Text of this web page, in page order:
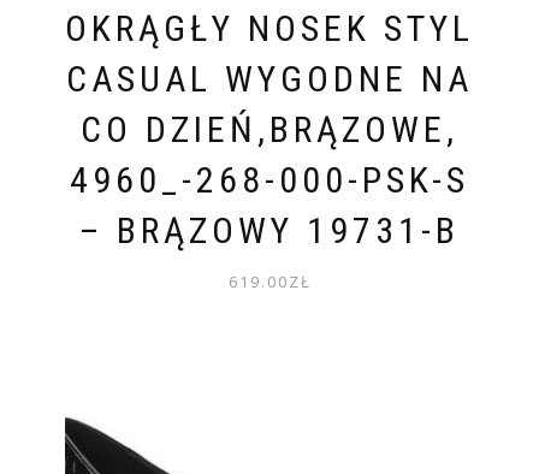
OKRĄGŁY NOSEK STYL
CASUAL WYGODNE NA
CO DZIEŃ,BRĄZOWE,
4960_-268-000-PSK-S
– BRĄZOWY 19731-B
619.00ZŁ